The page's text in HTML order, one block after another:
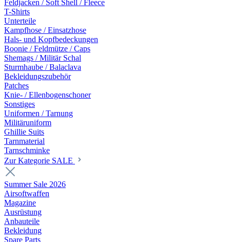
Feldjacken / Soft Shell / Fleece
T-Shirts
Unterteile
Kampfhose / Einsatzhose
Hals- und Kopfbedeckungen
Boonie / Feldmütze / Caps
Shemags / Militär Schal
Sturmhaube / Balaclava
Bekleidungszubehör
Patches
Knie- / Ellenbogenschoner
Sonstiges
Uniformen / Tarnung
Militäruniform
Ghillie Suits
Tarnmaterial
Tarnschminke
Zur Kategorie SALE
Summer Sale 2026
Airsoftwaffen
Magazine
Ausrüstung
Anbauteile
Bekleidung
Spare Parts